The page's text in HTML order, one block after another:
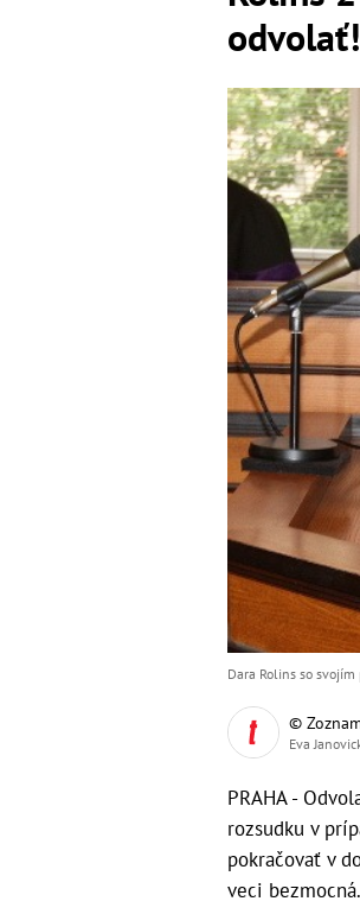
odvolať!
Dara Rolins so
©
Eva
PRAHA -
rozsudku v
pokračovať v
veci bezmocná.